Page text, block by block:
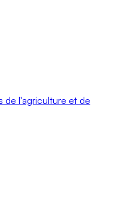
de l'agriculture et de